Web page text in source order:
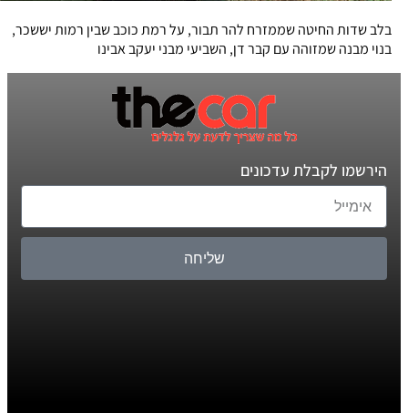
בלב שדות החיטה שממזרח להר תבור, על רמת כוכב שבין רמות יששכר,
בנוי מבנה שמזוהה עם קבר דן, השביעי מבני יעקב אבינו
הירשמו לקבלת עדכונים
שליחה